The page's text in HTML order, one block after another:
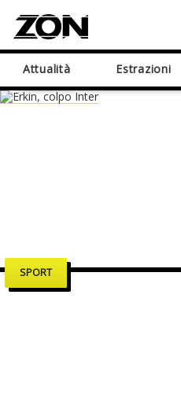
Attualità Estrazioni
SPORT